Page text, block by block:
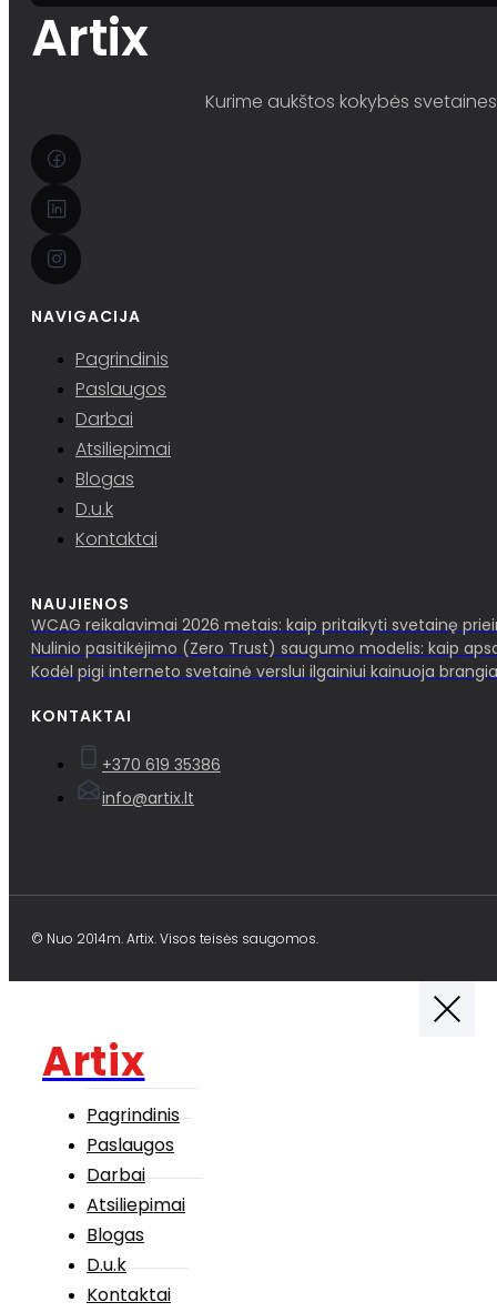
Artix
Kurime aukštos kokybės
NAVIGACIJA
Pagrindinis
Paslaugos
Darbai
Atsiliepimai
Blogas
D.u.k
Kontaktai
NAUJIENOS
WCAG reikalavimai 2026 metais: kaip pritaikyti svetainę
Nulinio pasitikėjimo (Zero Trust) saugumo modelis: kaip
Kodėl pigi interneto svetainė verslui ilgainiui kainuoja
KONTAKTAI
+370 619 35386
info@artix.lt
© Nuo 2014m. Artix. Visos teisės saugomos.
Artix
Pagrindinis
Paslaugos
Darbai
Atsiliepimai
Blogas
D.u.k
Kontaktai